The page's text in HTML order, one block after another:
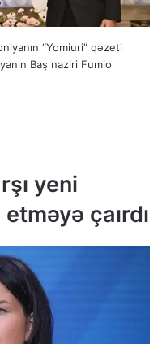
“Yomiuri” qəzeti
Baş naziri Fumio
yeni
çaırdı